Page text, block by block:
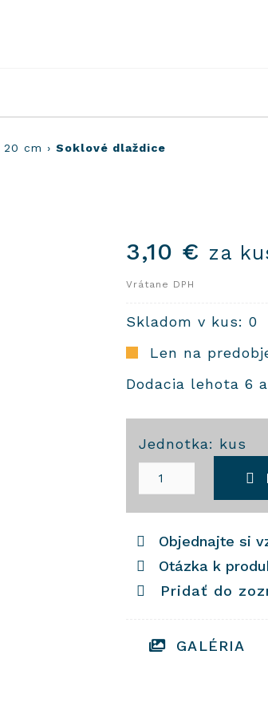
20 cm › Soklové dlaždice
3,10 € za
Vrátane DPH
Skladom v kus: 0
Len na
Dodacia lehota 6
Jednotka: kus
množstvo
Soklové
dlaždice
Objednajte si
Otázka k
Pridať do
GALÉRIA